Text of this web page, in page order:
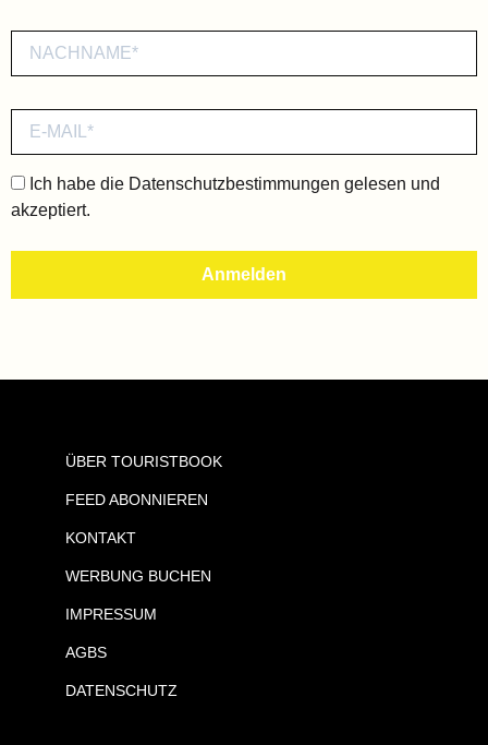
Ich habe die Datenschutzbestimmungen gelesen und
akzeptiert.
ÜBER TOURISTBOOK
FEED ABONNIEREN
KONTAKT
WERBUNG BUCHEN
IMPRESSUM
AGBS
DATENSCHUTZ